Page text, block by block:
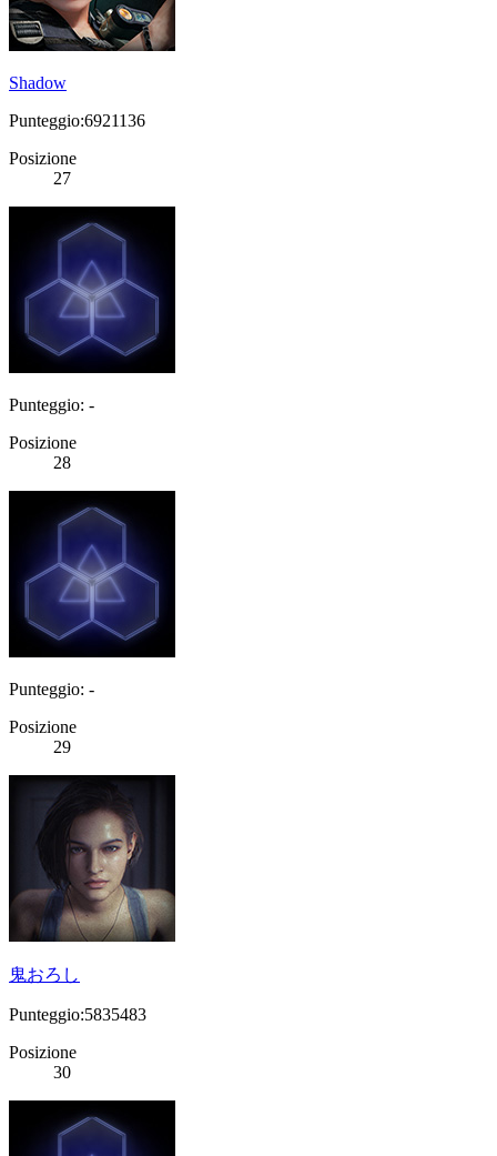
Shadow
Punteggio:6921136
Posizione
27
Punteggio: -
Posizione
28
Punteggio: -
Posizione
29
鬼おろし
Punteggio:5835483
Posizione
30